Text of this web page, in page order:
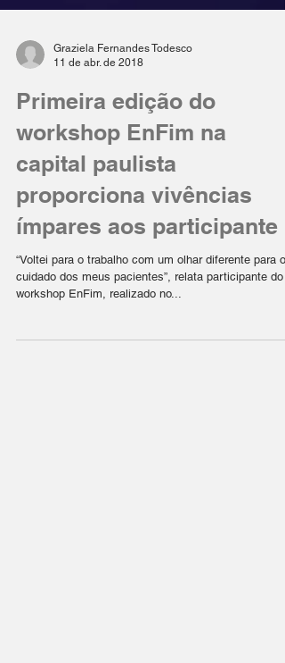
Graziela Fernandes Todesco
11 de abr. de 2018
Primeira edição do
workshop EnFim na
capital paulista
proporciona vivências
ímpares aos participante
workshop EnFim, realizado no...